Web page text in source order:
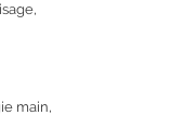
main